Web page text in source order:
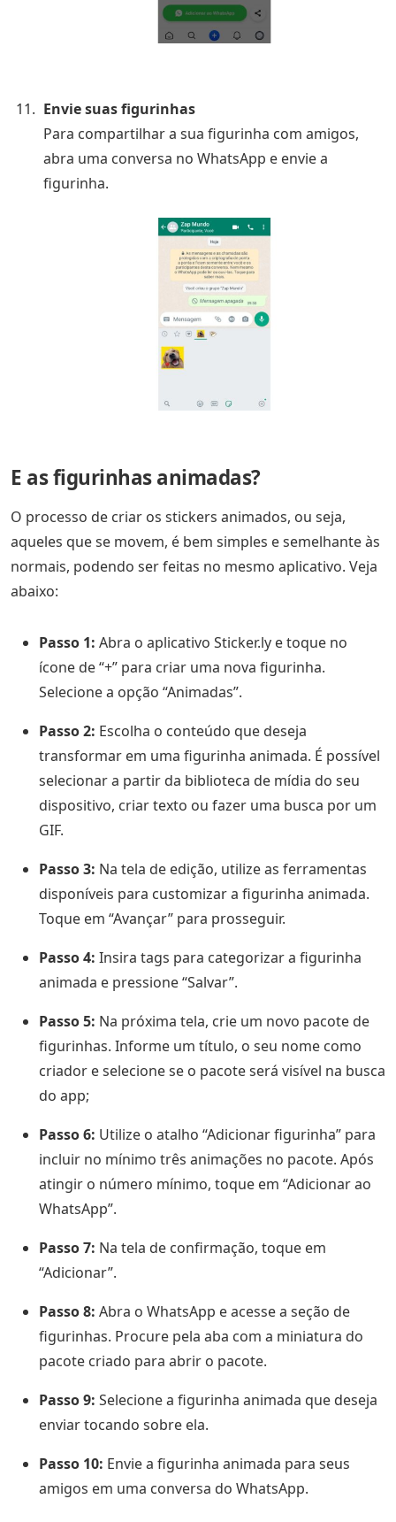
Envie suas figurinhas
Para compartilhar a sua figurinha com amigos,
abra uma conversa no WhatsApp e envie a
figurinha.
E as figurinhas animadas?
O processo de criar os stickers animados, ou seja,
aqueles que se movem, é bem simples e semelhante às
normais, podendo ser feitas no mesmo aplicativo. Veja
abaixo:
Passo 1: Abra o aplicativo Sticker.ly e toque no
ícone de “+” para criar uma nova figurinha.
Selecione a opção “Animadas”.
Passo 2: Escolha o conteúdo que deseja
transformar em uma figurinha animada. É possível
selecionar a partir da biblioteca de mídia do seu
dispositivo, criar texto ou fazer uma busca por um
GIF.
Passo 3: Na tela de edição, utilize as ferramentas
disponíveis para customizar a figurinha animada.
Toque em “Avançar” para prosseguir.
Passo 4: Insira tags para categorizar a figurinha
animada e pressione “Salvar”.
Passo 5: Na próxima tela, crie um novo pacote de
figurinhas. Informe um título, o seu nome como
criador e selecione se o pacote será visível na busca
do app;
Passo 6: Utilize o atalho “Adicionar figurinha” para
incluir no mínimo três animações no pacote. Após
atingir o número mínimo, toque em “Adicionar ao
WhatsApp”.
Passo 7: Na tela de confirmação, toque em
“Adicionar”.
Passo 8: Abra o WhatsApp e acesse a seção de
figurinhas. Procure pela aba com a miniatura do
pacote criado para abrir o pacote.
Passo 9: Selecione a figurinha animada que deseja
enviar tocando sobre ela.
Passo 10: Envie a figurinha animada para seus
amigos em uma conversa do WhatsApp.